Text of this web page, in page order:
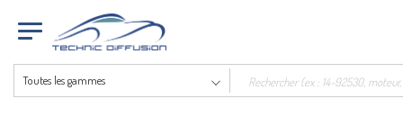
Toutes les gammes